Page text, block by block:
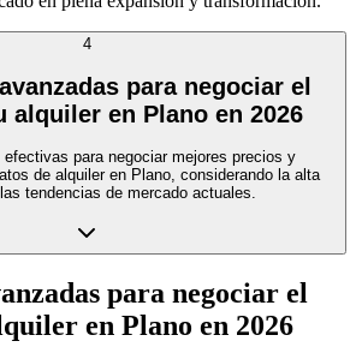
4
para negociar el
alquiler en Plano en 2026
para negociar mejores precios y
de alquiler en Plano, considerando la alta
tendencias de mercado actuales.
para negociar el
en Plano en 2026